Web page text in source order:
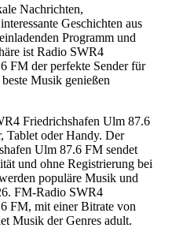
Nachrichten,
Geschichten aus
Programm und
ist Radio SWR4
FM der perfekte Sender für
Musik genießen
Friedrichshafen Ulm 87.6
Tablet oder Handy. Der
Ulm 87.6 FM sendet
und ohne Registrierung bei
populäre Musik und
FM-Radio SWR4
FM, mit einer Bitrate von
Musik der Genres adult.